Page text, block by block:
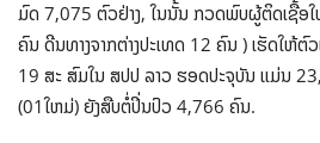
ມົດ 7,075 ຕົວຢ່າງ, ໃນນັ້ນ ກວດພົບຜູ້ຕິດເຊື້
ຄົນ ດີນທາງຈາກຕ່າງປະເທດ 12 ຄົນ ) ເຮັດໃຫ້ຕົ
19 ສະ ສົມໃນ ສປປ ລາວ ຮອດປະຈຸບັນ ແມ່ນ
(01ໃຫມ່) ຍັງສືບຕໍ່ປິ່ນປົວ 4,766 ຄົນ.